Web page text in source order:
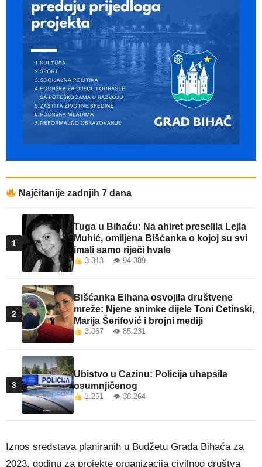
Najčitanije zadnjih 7 dana
1
Tuga u Bihaću: Na ahiret preselila Lejla
Muhić, omiljena Bišćanka o kojoj su svi
imali samo riječi hvale
3.313 👁 94.389
2
Bišćanka Elhana osvojila društvene
mreže: Njene snimke dijele Toni Cetinski,
Marija Šerifović i brojni mediji
3.067 👁 85.231
3
Ubistvo u Cazinu: Policija uhapsila
osumnjičenog
1.251 👁 38.264
Iznos sredstava planiranih u Budžetu Grada Bihaća za
2023. godinu za projekte organizacija civilnog društva